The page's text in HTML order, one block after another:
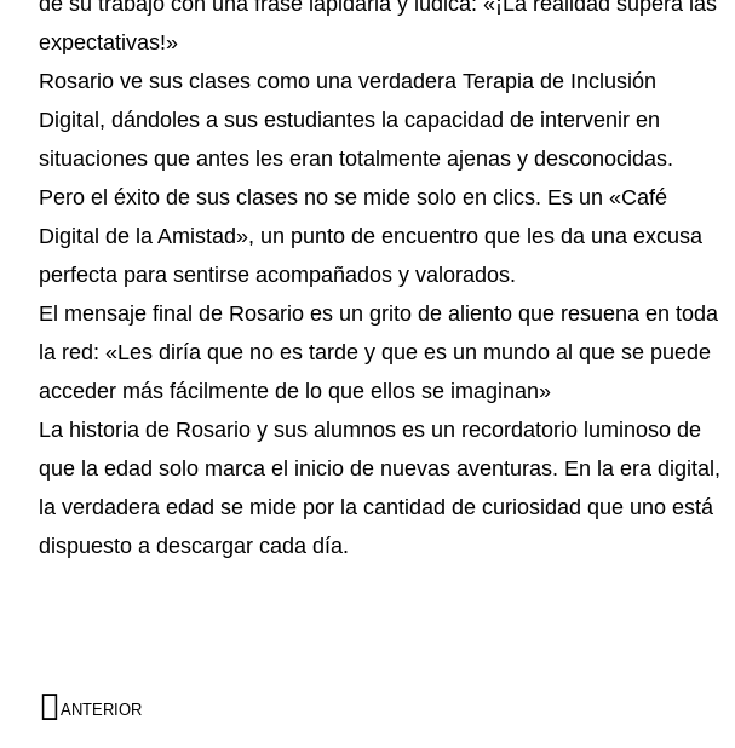
expectativas!»
Rosario ve sus clases como una verdadera Terapia de Inclusión
Digital, dándoles a sus estudiantes la capacidad de intervenir en
situaciones que antes les eran totalmente ajenas y desconocidas.
Pero el éxito de sus clases no se mide solo en clics. Es un «Café
Digital de la Amistad», un punto de encuentro que les da una excusa
perfecta para sentirse acompañados y valorados.
El mensaje final de Rosario es un grito de aliento que resuena en toda
la red: «Les diría que no es tarde y que es un mundo al que se puede
acceder más fácilmente de lo que ellos se imaginan»
La historia de Rosario y sus alumnos es un recordatorio luminoso de
que la edad solo marca el inicio de nuevas aventuras. En la era digital,
la verdadera edad se mide por la cantidad de curiosidad que uno está
dispuesto a descargar cada día.
ANTERIOR